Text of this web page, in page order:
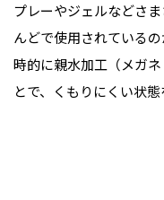
プレーやジェルなどさ
んどで使用されている
時的に親水加工（メガ
とで、くもりにくい状